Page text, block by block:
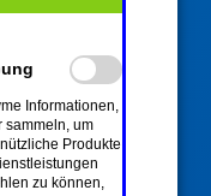
Infor­ma­tio­nen,
sam­meln, um
nütz­liche Pro­dukte
zu können,